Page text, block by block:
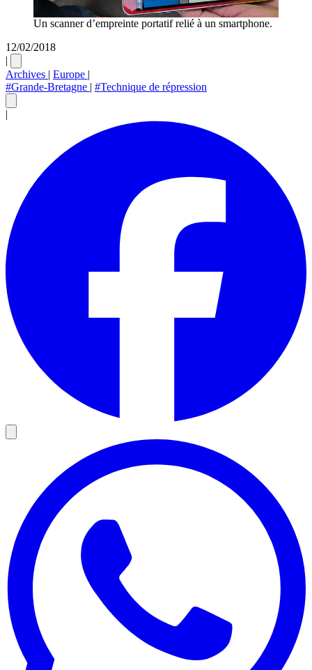
Un scanner d’empreinte portatif relié à un smartphone.
12/02/2018
Archives
Europe
#Grande-Bretagne
#Technique de répression